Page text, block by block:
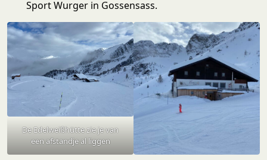
Sport Wurger in Gossensass.
De Edelweißhütte zie je van
een afstandje al liggen